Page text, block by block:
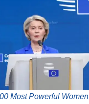
Most Powerful Women